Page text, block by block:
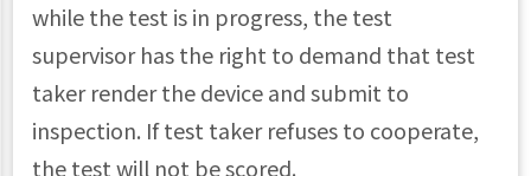
while the test is in progress, the test
supervisor has the right to demand that test
taker render the device and submit to
inspection. If test taker refuses to cooperate,
the test will not be scored.